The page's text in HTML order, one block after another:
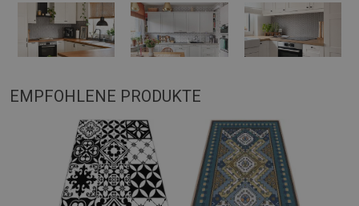
EMPFOHLENE PRODUKTE